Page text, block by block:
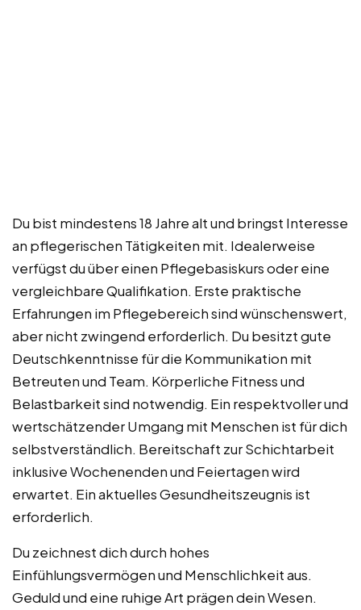
Du bist mindestens 18 Jahre alt und bringst Interesse
an pflegerischen Tätigkeiten mit. Idealerweise
verfügst du über einen Pflegebasiskurs oder eine
vergleichbare Qualifikation. Erste praktische
Erfahrungen im Pflegebereich sind wünschenswert,
aber nicht zwingend erforderlich. Du besitzt gute
Deutschkenntnisse für die Kommunikation mit
Betreuten und Team. Körperliche Fitness und
Belastbarkeit sind notwendig. Ein respektvoller und
wertschätzender Umgang mit Menschen ist für dich
selbstverständlich. Bereitschaft zur Schichtarbeit
inklusive Wochenenden und Feiertagen wird
erwartet. Ein aktuelles Gesundheitszeugnis ist
erforderlich.
Du zeichnest dich durch hohes
Einfühlungsvermögen und Menschlichkeit aus.
Geduld und eine ruhige Art prägen dein Wesen.